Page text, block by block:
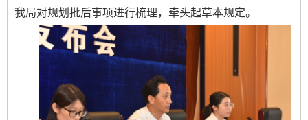
我局对规划批后事项进行梳理，牵头起草本规定。